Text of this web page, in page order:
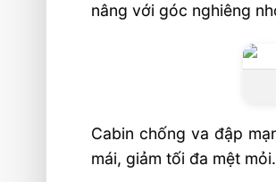
nâng với góc nghiêng
Cabin chống va đập
mái, giảm tối đa mệt